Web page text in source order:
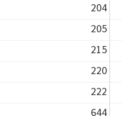
204
205
215
220
222
644